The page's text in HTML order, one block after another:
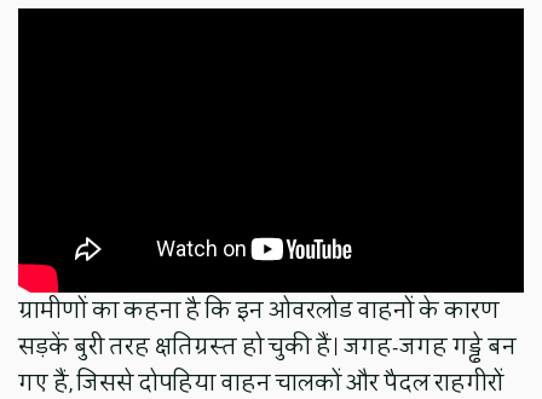
ग्रामीणों का कहना है कि इन ओवरलोड वाहनों के कारण
सड़कें बुरी तरह क्षतिग्रस्त हो चुकी हैं। जगह-जगह गड्ढे बन
गए हैं, जिससे दोपहिया वाहन चालकों और पैदल राहगीरों